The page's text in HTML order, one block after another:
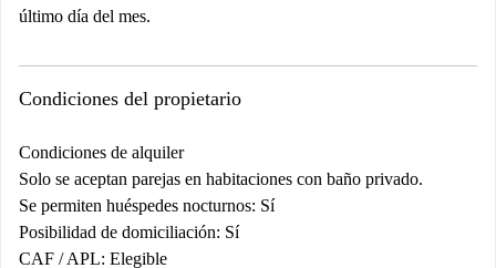
último día del mes.
Condiciones del propietario
Condiciones de alquiler
Solo se aceptan parejas en habitaciones con baño privado.
Se permiten huéspedes nocturnos: Sí
Posibilidad de domiciliación: Sí
CAF / APL: Elegible